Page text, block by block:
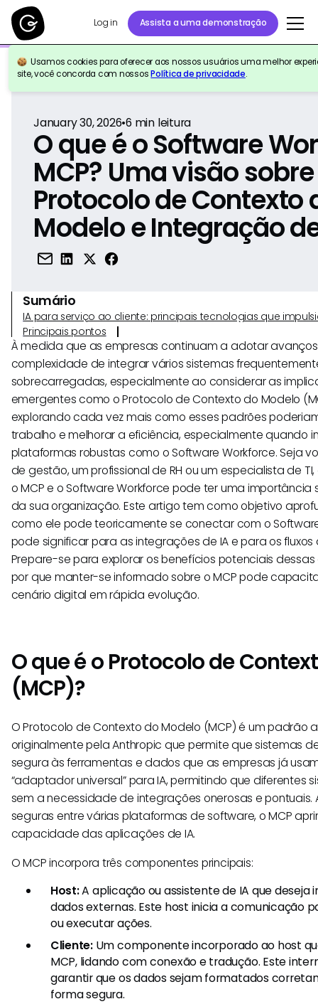
Log in Assista a uma demonstração
Usamos cookies para oferecer aos nossos usuários uma melhor
site, você concorda com nossosPolítica de privacidade.
Voltar para a referência
January 30, 2026•6 min leitura
O que é o Software
MCP? Uma visão
Protocolo de Contexto
Modelo e Integração
Sumário
IA para serviço ao cliente: principais tecnologias que
Principais pontos
À medida que as empresas continuam a adotar
complexidade de integrar vários sistemas
sobrecarregadas, especialmente ao considerar as
emergentes como o Protocolo de Contexto do Modelo
explorando cada vez mais como esses padrões
trabalho e melhorar a eficiência, especialmente quando
plataformas robustas como o Software Workforce. Seja
de gestão, um profissional de RH ou um especialista de
o MCP e o Software Workforce pode ter uma
da sua organização. Este artigo tem como objetivo
como ele pode teoricamente se conectar com o
pode significar para as integrações de IA e para os
Prepare-se para explorar os benefícios potenciais
por que manter-se informado sobre o MCP pode
cenário digital em rápida evolução.
O que é o Protocolo de
(MCP)?
O Protocolo de Contexto do Modelo (MCP) é um padrão
originalmente pela Anthropic que permite que sistemas
segura às ferramentas e dados que as empresas já
“adaptador universal” para IA, permitindo que diferentes
sem a necessidade de integrações onerosas e pontuais.
seguras entre várias plataformas de software, o MCP
capacidade das aplicações de IA.
O MCP incorpora três componentes principais:
Host:A aplicação ou assistente de IA que deseja
dados externas. Este host inicia a comunicação
ou executar ações.
Cliente:Um componente incorporado ao host
MCP, lidando com conexão e tradução. Este
garantir que os dados sejam formatados
forma segura.